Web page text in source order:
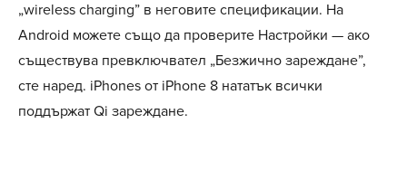
„wireless charging” в неговите спецификации. На
Android можете също да проверите Настройки — ако
съществува превключвател „Безжично зареждане”,
сте наред. iPhones от iPhone 8 нататък всички
поддържат Qi зареждане.